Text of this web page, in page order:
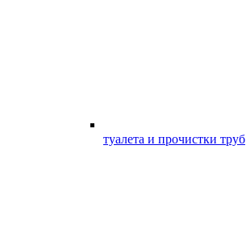
туалета и прочистки труб